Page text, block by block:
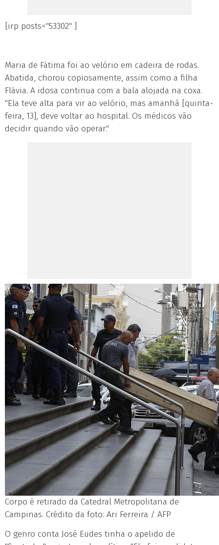
[irp posts="53302" ]
Maria de Fátima foi ao velório em cadeira de rodas.
Abatida, chorou copiosamente, assim como a filha
Flávia. A idosa continua com a bala alojada na coxa.
"Ela teve alta para vir ao velório, mas amanhã [quinta-
feira, 13], deve voltar ao hospital. Os médicos vão
decidir quando vão operar."
Corpo é retirado da Catedral Metropolitana de
Campinas. Crédito da foto: Ari Ferreira / AFP
O genro conta José Eudes tinha o apelido de